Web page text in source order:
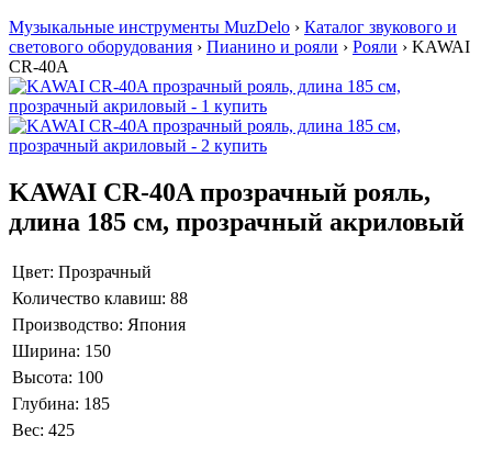
Музыкальные инструменты MuzDelo › Каталог звукового и
светового оборудования › Пианино и рояли › Рояли › KAWAI
CR-40A
KAWAI CR-40A прозрачный рояль,
длина 185 см, прозрачный акриловый
Цвет: Прозрачный
Количество клавиш: 88
Производство: Япония
Ширина: 150
Высота: 100
Глубина: 185
Вес: 425